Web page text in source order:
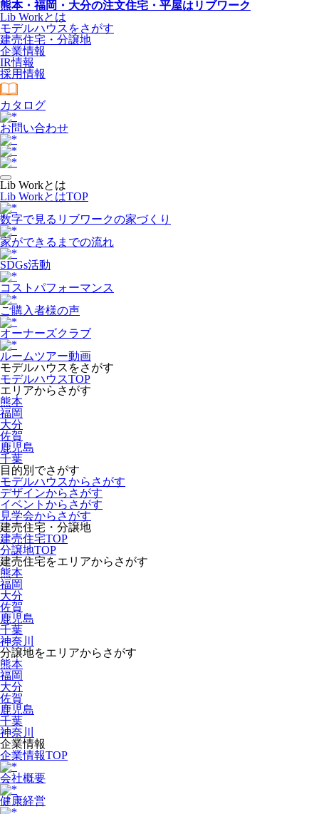
熊本・福岡・大分の注文住宅・平屋はリブワーク
Lib Workとは
モデルハウスをさがす
建売住宅・分譲地
企業情報
IR情報
採用情報
カタログ
お問い合わせ
Lib Workとは
Lib WorkとはTOP
数字で⾒るリブワークの家づくり
家ができるまでの流れ
SDGs活動
コストパフォーマンス
ご購入者様の声
オーナーズクラブ
ルームツアー動画
モデルハウスをさがす
モデルハウスTOP
エリアからさがす
熊本
福岡
大分
佐賀
鹿児島
千葉
目的別でさがす
モデルハウスからさがす
デザインからさがす
イベントからさがす
見学会からさがす
建売住宅・分譲地
建売住宅TOP
分譲地TOP
建売住宅をエリアからさがす
熊本
福岡
大分
佐賀
鹿児島
千葉
神奈川
分譲地をエリアからさがす
熊本
福岡
大分
佐賀
鹿児島
千葉
神奈川
企業情報
企業情報TOP
会社概要
健康経営